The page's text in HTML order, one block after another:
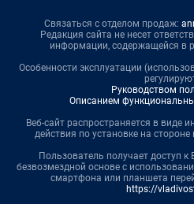
Связаться с отделом продаж:
Редакция сайта не несет
информации, содержащейся в
Особенности эксплуатации
Руководством
Описанием
Веб-сайт распространяется в виде
действия по установке на
Пользователь получает доступ к
безвозмездной основе с
смартфона или планшета
https://